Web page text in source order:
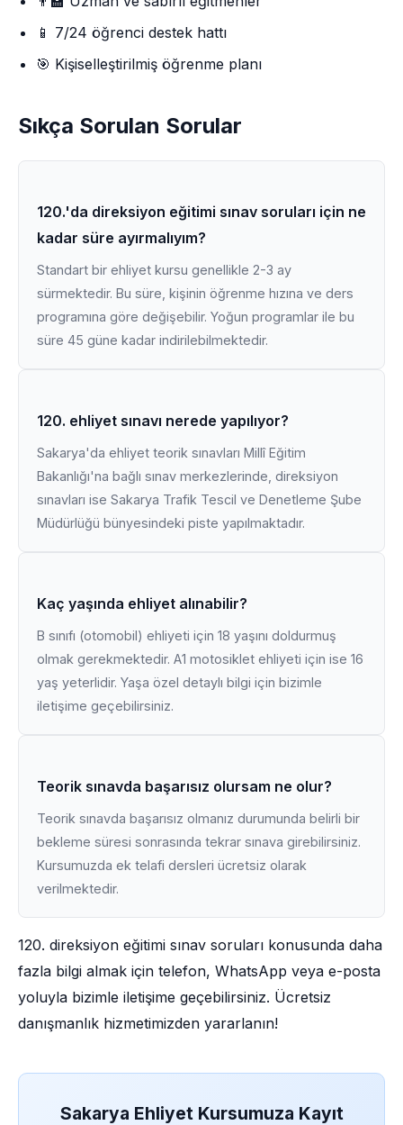
📱 7/24 öğrenci destek hattı
🎯 Kişiselleştirilmiş öğrenme planı
Sıkça Sorulan Sorular
120.'da direksiyon eğitimi sınav soruları için ne
kadar süre ayırmalıyım?
Standart bir ehliyet kursu genellikle 2-3 ay
sürmektedir. Bu süre, kişinin öğrenme hızına ve ders
programına göre değişebilir. Yoğun programlar ile bu
süre 45 güne kadar indirilebilmektedir.
120. ehliyet sınavı nerede yapılıyor?
Sakarya'da ehliyet teorik sınavları Millî Eğitim
Bakanlığı'na bağlı sınav merkezlerinde, direksiyon
sınavları ise Sakarya Trafik Tescil ve Denetleme Şube
Müdürlüğü bünyesindeki piste yapılmaktadır.
Kaç yaşında ehliyet alınabilir?
B sınıfı (otomobil) ehliyeti için 18 yaşını doldurmuş
olmak gerekmektedir. A1 motosiklet ehliyeti için ise 16
yaş yeterlidir. Yaşa özel detaylı bilgi için bizimle
iletişime geçebilirsiniz.
Teorik sınavda başarısız olursam ne olur?
Teorik sınavda başarısız olmanız durumunda belirli bir
bekleme süresi sonrasında tekrar sınava girebilirsiniz.
Kursumuzda ek telafi dersleri ücretsiz olarak
verilmektedir.
120. direksiyon eğitimi sınav soruları konusunda daha
fazla bilgi almak için telefon, WhatsApp veya e-posta
yoluyla bizimle iletişime geçebilirsiniz. Ücretsiz
danışmanlık hizmetimizden yararlanın!
Sakarya Ehliyet Kursumuza Kayıt